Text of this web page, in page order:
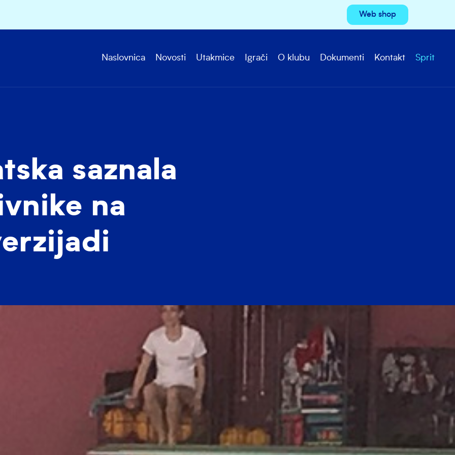
Web shop
Naslovnica Novosti Utakmice Igrači O klubu Dokumenti Kontakt Sprit
saznala
na